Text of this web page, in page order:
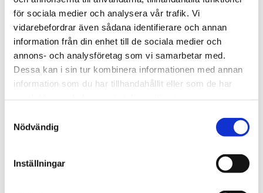
för sociala medier och analysera vår trafik. Vi
vidarebefordrar även sådana identifierare och annan
information från din enhet till de sociala medier och
annons- och analysföretag som vi samarbetar med.
Dessa kan i sin tur kombinera informationen med annan
information som du har tillhandahållit eller som de har
Nödvändig
Inställningar
Beställningar innan 12.00 skickas samma dag
Leverans 1-3 arbetsdagar
TSWSKU-38278-38282
Smak
Mint, Svarta Vinbär
10mg/portion
Frågor? Kontakta oss här